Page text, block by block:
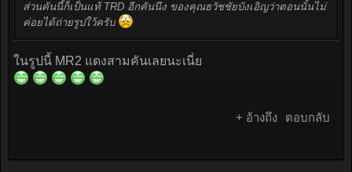
ส่วนคันนี้ก็เป็นแท้ TRD อีกคันนึง ของคุณธวัชชัยบังเอิญว่าตอนนั้นไม่
ค่อยได้ถ่ายรูปใว้ครับ
ในรูปนี้ MR2 แดงสามคันเลยนะเนี่ย
+ อ้างถึง ตอบกลับ